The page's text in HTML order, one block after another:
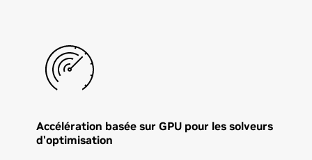
Accélération basée sur GPU pour les solveurs
d'optimisation